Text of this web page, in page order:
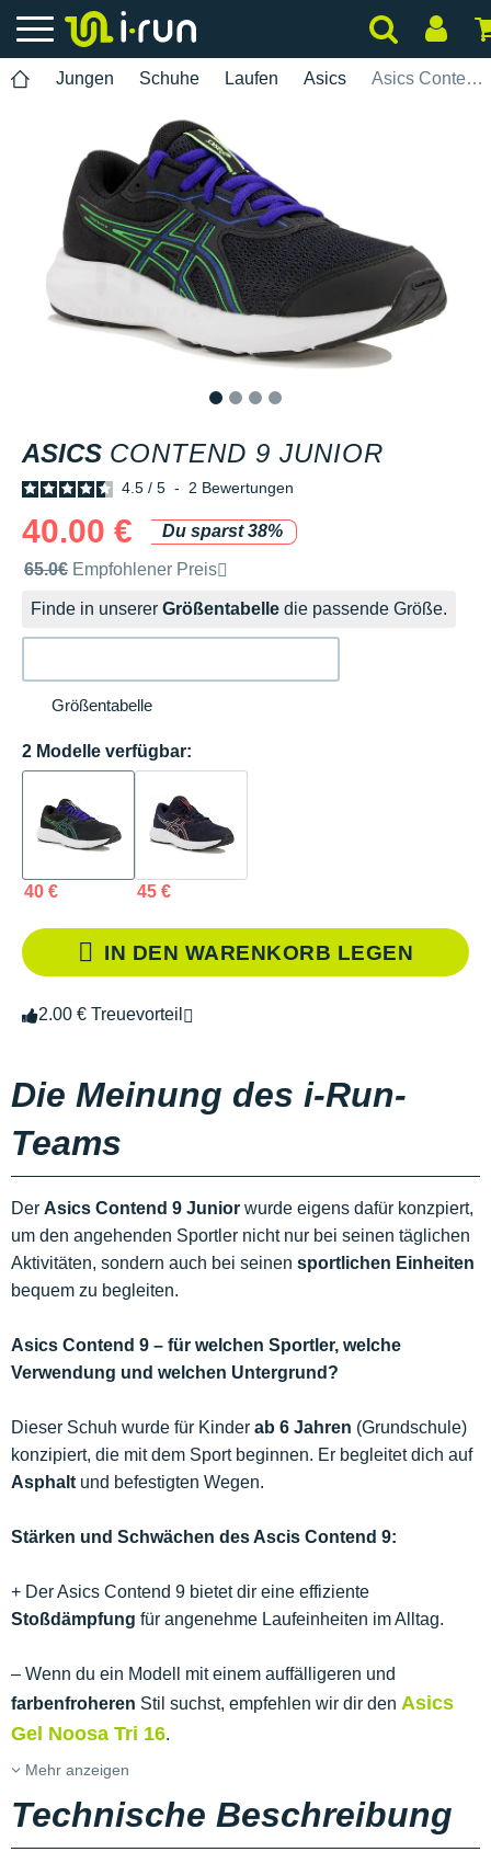
Jungen Schuhe Laufen Asics Asics Contend 9 Junior
ASICS CONTEND 9 JUNIOR
4.5 / 5 - 2 Bewertungen
40.00 €
Du sparst 38%
Unverbindliche Preisempfehlung der Marke
65.0€ Empfohlener Preis
Finde in unserer Größentabelle die passende Größe.
Größentabelle
2 Modelle verfügbar:
40 € 45 €
IN DEN WARENKORB LEGEN
2.00 € Treuevorteil
Die Meinung des i-Run-
Teams
Der Asics Contend 9 Junior wurde eigens dafür konzpiert,
um den angehenden Sportler nicht nur bei seinen täglichen
Aktivitäten, sondern auch bei seinen sportlichen Einheiten
bequem zu begleiten.
Asics Contend 9 – für welchen Sportler, welche
Verwendung und welchen Untergrund?
Dieser Schuh wurde für Kinder ab 6 Jahren (Grundschule)
konzipiert, die mit dem Sport beginnen. Er begleitet dich auf
Asphalt und befestigten Wegen.
Stärken und Schwächen des Ascis Contend 9:
+ Der Asics Contend 9 bietet dir eine effiziente
Stoßdämpfung für angenehme Laufeinheiten im Alltag.
– Wenn du ein Modell mit einem auffälligeren und
farbenfroheren Stil suchst, empfehlen wir dir den Asics
Gel Noosa Tri 16.
Mehr anzeigen
Technische Beschreibung